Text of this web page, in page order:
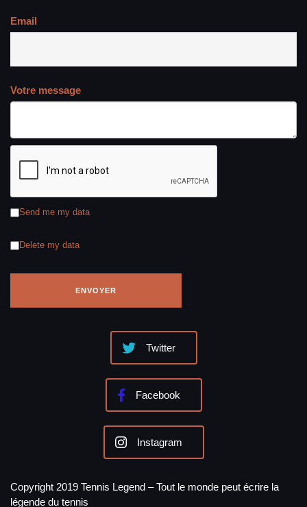
Email
Votre message
Send me my data
Delete my data
Twitter
Facebook
Instagram
Copyright 2019 Tennis Legend – Tout le monde peut écrire la
légende du tennis